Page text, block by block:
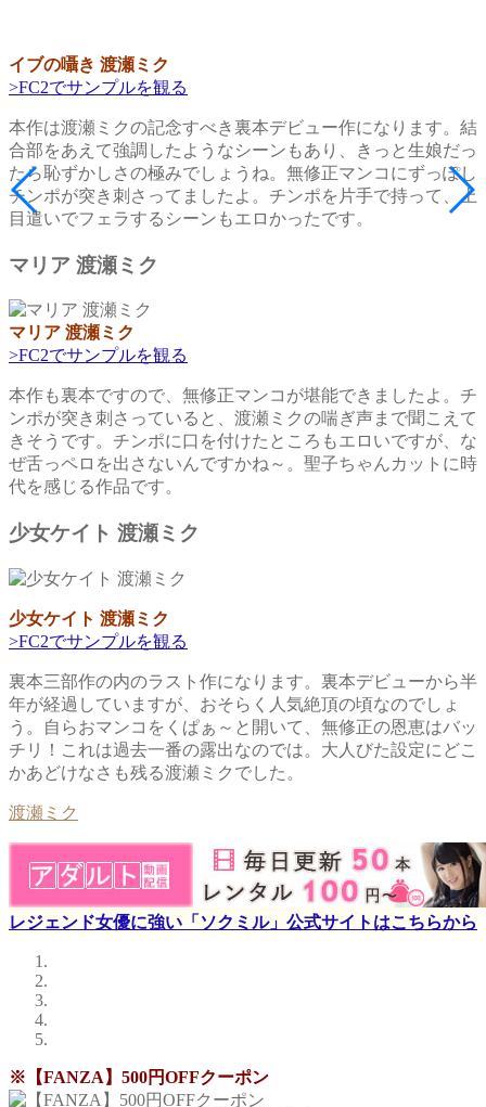
イブの囁き 渡瀬ミク
>FC2でサンプルを観る
本作は渡瀬ミクの記念すべき裏本デビュー作になります。結
合部をあえて強調したようなシーンもあり、きっと生娘だっ
たら恥ずかしさの極みでしょうね。無修正マンコにずっぽし
チンポが突き刺さってましたよ。チンポを片手で持って、上
目遣いでフェラするシーンもエロかったです。
マリア 渡瀬ミク
マリア 渡瀬ミク
>FC2でサンプルを観る
本作も裏本ですので、無修正マンコが堪能できましたよ。チ
ンポが突き刺さっていると、渡瀬ミクの喘ぎ声まで聞こえて
きそうです。チンポに口を付けたところもエロいですが、な
ぜ舌っペロを出さないんですかね～。聖子ちゃんカットに時
代を感じる作品です。
少女ケイト 渡瀬ミク
少女ケイト 渡瀬ミク
>FC2でサンプルを観る
裏本三部作の内のラスト作になります。裏本デビューから半
年が経過していますが、おそらく人気絶頂の頃なのでしょ
う。自らおマンコをくぱぁ～と開いて、無修正の恩恵はバッ
チリ！これは過去一番の露出なのでは。大人びた設定にどこ
かあどけなさも残る渡瀬ミクでした。
渡瀬ミク
レジェンド女優に強い「ソクミル」公式サイトはこちらから
※【FANZA】500円OFFクーポン